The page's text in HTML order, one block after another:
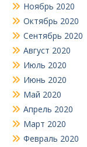
Ноябрь 2020
Октябрь 2020
Сентябрь 2020
Август 2020
Июль 2020
Июнь 2020
Май 2020
Апрель 2020
Март 2020
Февраль 2020